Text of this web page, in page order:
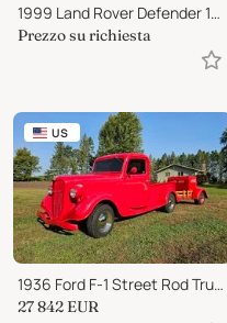
1999 Land Rover Defender 130 300TDi
Prezzo su richiesta
US
1936 Ford F-1 Street Rod Truck
27 842 EUR